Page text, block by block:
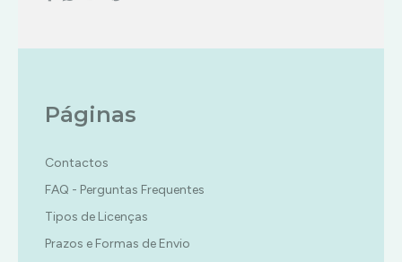
Páginas
Contactos
FAQ - Perguntas Frequentes
Tipos de Licenças
Prazos e Formas de Envio